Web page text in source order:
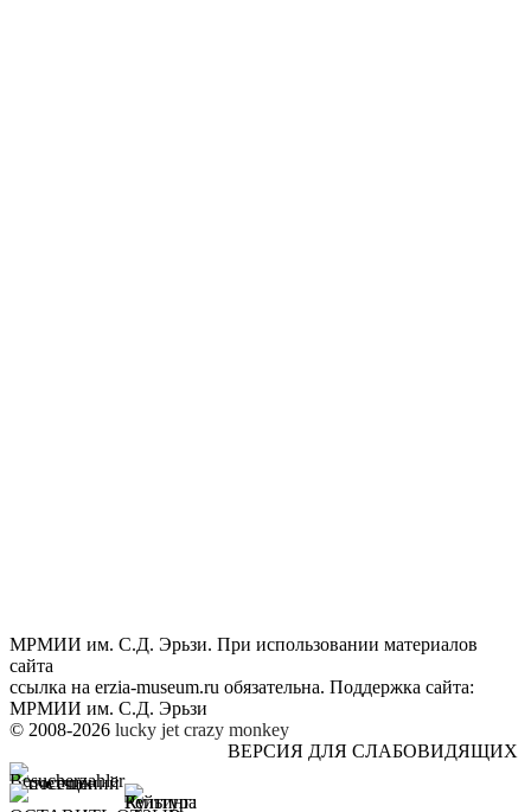
МРМИИ им. С.Д. Эрьзи. При использовании материалов
сайта
ссылка на erzia-museum.ru обязательна. Поддержка сайта:
МРМИИ им. С.Д. Эрьзи
© 2008-2026 lucky jet crazy monkey
ВЕРСИЯ ДЛЯ СЛАБОВИДЯЩИХ